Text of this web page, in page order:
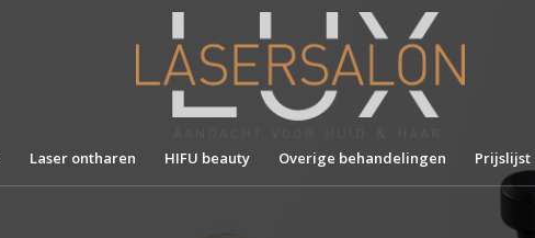
Laser ontharen HIFU beauty Overige behandelingen Prijslijst